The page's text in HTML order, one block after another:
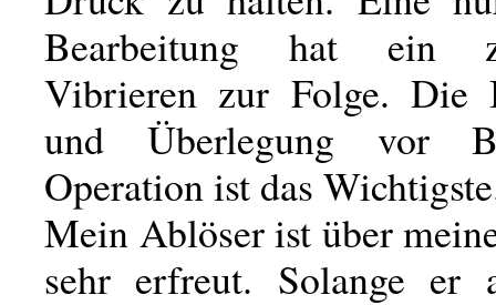
Bearbeitung hat ein
Vibrieren zur Folge. Die
und Überlegung vor
Operation ist das
Mein Ablöser ist über
sehr erfreut. Solange er